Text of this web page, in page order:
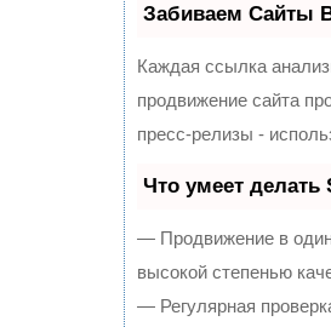
Забиваем Сайты
Каждая ссылка
продвижение сайта
пресс-релизы -
Что умеет делать
— Продвижение в
высокой степенью
— Регулярная